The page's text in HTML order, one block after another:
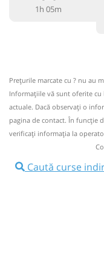
1h 05m
Circulă doar luni,
Informaţii
(2 comentarii)
08:35 Miceștii
Câmpie
Prețurile marcate cu ? nu au
Informaţiile vă sunt oferite cu
actuale. Dacă observați o
pagina de contact. În funcție
verificaţi informaţia la
Caută curse